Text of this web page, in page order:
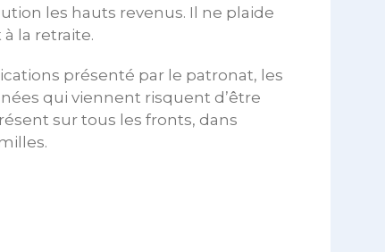
les hauts revenus. Il ne plaide
la retraite.
présenté par le patronat, les
qui viennent risquent d’être
sur tous les fronts, dans